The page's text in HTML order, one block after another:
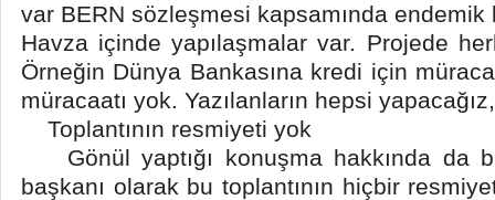
var BERN sözleşmesi kapsamında
Havza içinde yapılaşmalar var. Projede
Örneğin Dünya Bankasına kredi için
müracaatı yok. Yazılanların hepsi
Toplantının resmiyeti yok
Gönül yaptığı konuşma hakkında da
başkanı olarak bu toplantının hiçbir